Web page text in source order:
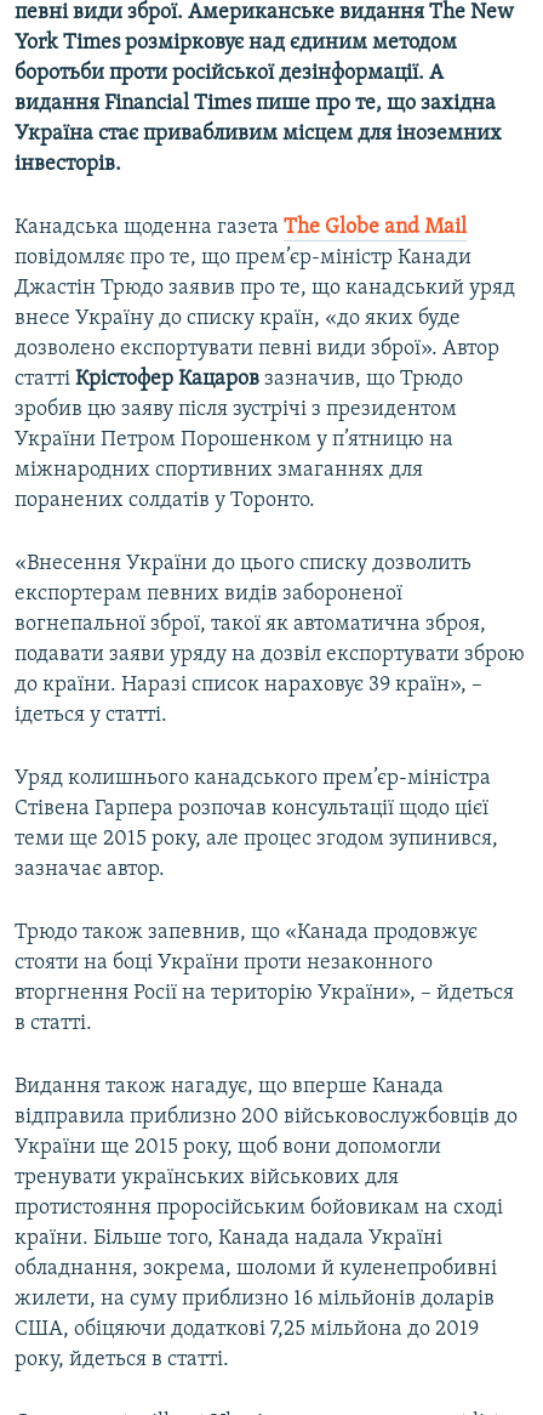
певні види зброї. Американське видання The New
York Times розмірковує над єдиним методом
боротьби проти російської дезінформації. А
видання Financial Times пише про те, що західна
Україна стає привабливим місцем для іноземних
інвесторів.
Канадська щоденна газета The Globe and Mail
повідомляє про те, що прем’єр-міністр Канади
Джастін Трюдо заявив про те, що канадський уряд
внесе Україну до списку країн, «до яких буде
дозволено експортувати певні види зброї». Автор
статті Крістофер Кацаров зазначив, що Трюдо
зробив цю заяву після зустрічі з президентом
України Петром Порошенком у п’ятницю на
міжнародних спортивних змаганнях для
поранених солдатів у Торонто.
«Внесення України до цього списку дозволить
експортерам певних видів забороненої
вогнепальної зброї, такої як автоматична зброя,
подавати заяви уряду на дозвіл експортувати зброю
до країни. Наразі список нараховує 39 країн», –
ідеться у статті.
Уряд колишнього канадського прем’єр-міністра
Стівена Гарпера розпочав консультації щодо цієї
теми ще 2015 року, але процес згодом зупинився,
зазначає автор.
Трюдо також запевнив, що «Канада продовжує
стояти на боці України проти незаконного
вторгнення Росії на територію України», – йдеться
в статті.
Видання також нагадує, що вперше Канада
відправила приблизно 200 військовослужбовців до
України ще 2015 року, щоб вони допомогли
тренувати українських військових для
протистояння проросійським бойовикам на сході
країни. Більше того, Канада надала Україні
обладнання, зокрема, шоломи й куленепробивні
жилети, на суму приблизно 16 мільйонів доларів
США, обіцяючи додаткові 7,25 мільйона до 2019
року, йдеться в статті.